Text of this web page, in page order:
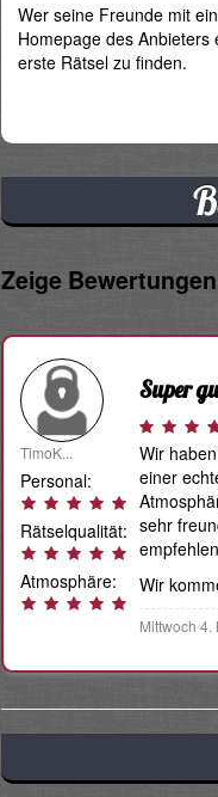
Wer seine Freunde mit
Homepage des
erste Rätsel zu finden.
Zeige
TimoK...
Personal:
Rätselqualität:
Atmosphäre:
Super
Wir
einer
sehr
Wir
Mittwoch 4.